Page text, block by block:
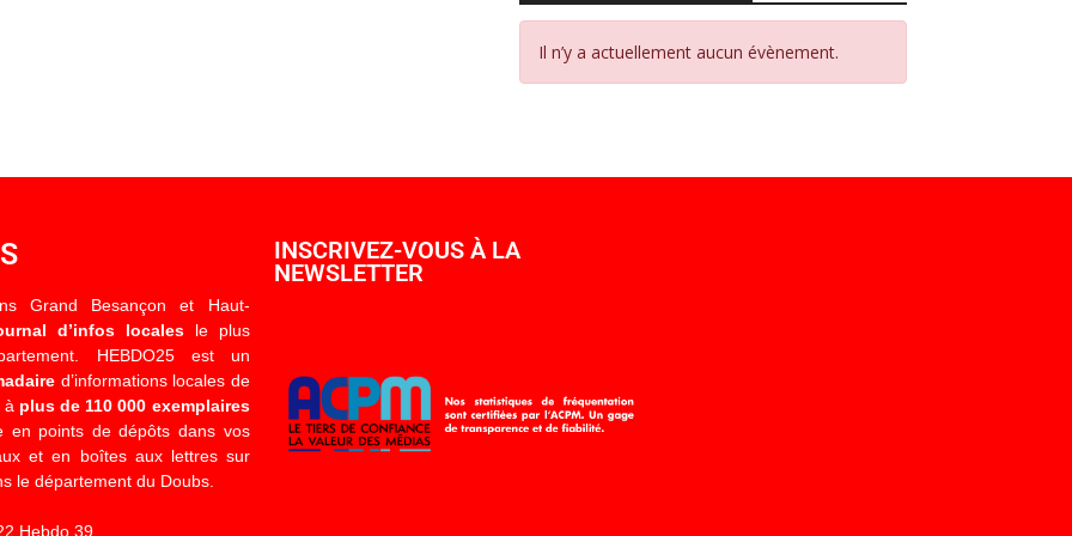
Il n’y a actuellement aucun évènement.
Grand Besançon et Haut-
d’infos localesle plus
HEBDO25 est un
d’informations locales de
à plus de 110 000 exemplaires
en points de dépôts dans vos
et en boîtes aux lettres sur
le département du Doubs.
Hebdo 39
INSCRIVEZ-VOUS À LA
NEWSLETTER